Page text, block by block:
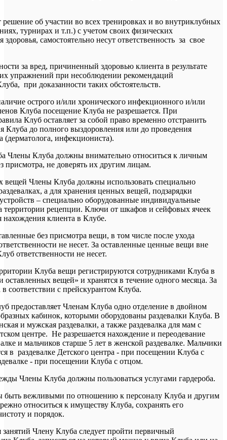
об участии во всех тренировках и во внутриклубных
турнирах и т.п.) с учетом своих физических
самостоятельно несут ответственность за свое
за вред, причиненный здоровью клиента в результате
упражнений при несоблюдении рекомендаций
при доказанности таких обстоятельств.
острого и/или хронического инфекционного и/или
Клуба посещение Клуба не разрешается. При
Клуб оставляет за собой право временно отстранить
Клуба до полного выздоровления или до проведения
(дерматолога, инфекциониста).
Члены Клуба должны внимательно относиться к личным
присмотра, не доверять их другим лицам.
вещей Члены Клуба должны использовать специально
а для хранения ценных вещей, подзарядки
– специально оборудованные индивидуальные
рецепции. Ключи от шкафов и сейфовых ячеек
нахождения клиента в Клубе.
без присмотра вещи, в том числе после ухода
не несет. За оставленные ценные вещи вне
ответственности не несет.
Клуба вещи регистрируются сотрудниками Клуба в
оставленных вещей» и хранятся в течение одного месяца. За
в соответствии с прейскурантом Клуба.
предоставляет Членам Клуба одно отделение в двойном
кабинок, которыми оборудованы раздевалки Клуба. В
и мужская раздевалки, а также раздевалка для мам с
центре. Не разрешается нахождение и переодевание
и мальчиков старше 5 лет в женской раздевалке. Мальчики
в раздевалке Детского центра - при посещении Клуба с
- при посещении Клуба с отцом.
Члены Клуба должны пользоваться услугами гардероба.
вежливыми по отношению к персоналу Клуба и другим
относиться к имуществу Клуба, сохранять его
и порядок.
Члену Клуба следует пройти первичный